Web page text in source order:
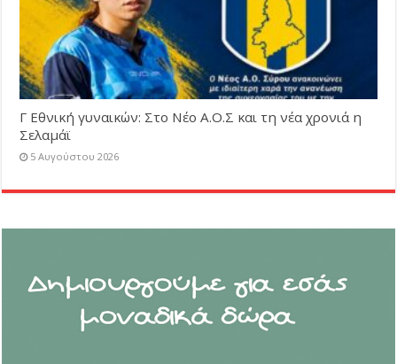
Γ Εθνική γυναικών: Στο Νέο Α.Ο.Σ και τη νέα χρονιά η
Σελαμάϊ
5 Αυγούστου 2026